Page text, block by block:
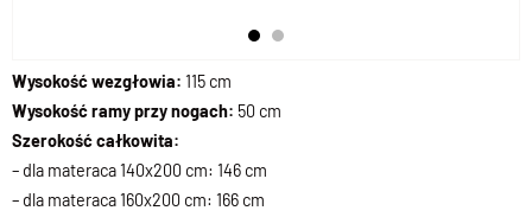
Wysokość wezgłowia: 115 cm
Wysokość ramy przy nogach: 50 cm
Szerokość całkowita:
– dla materaca 140x200 cm: 146 cm
– dla materaca 160x200 cm: 166 cm